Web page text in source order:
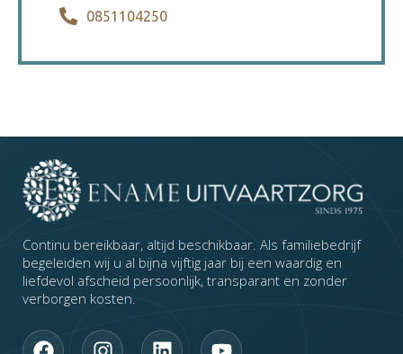
0851104250
Continu bereikbaar, altijd beschikbaar. Als familiebedrijf
begeleiden wij u al bijna vijftig jaar bij een waardig en
liefdevol afscheid persoonlijk, transparant en zonder
verborgen kosten.
F
I
L
Y